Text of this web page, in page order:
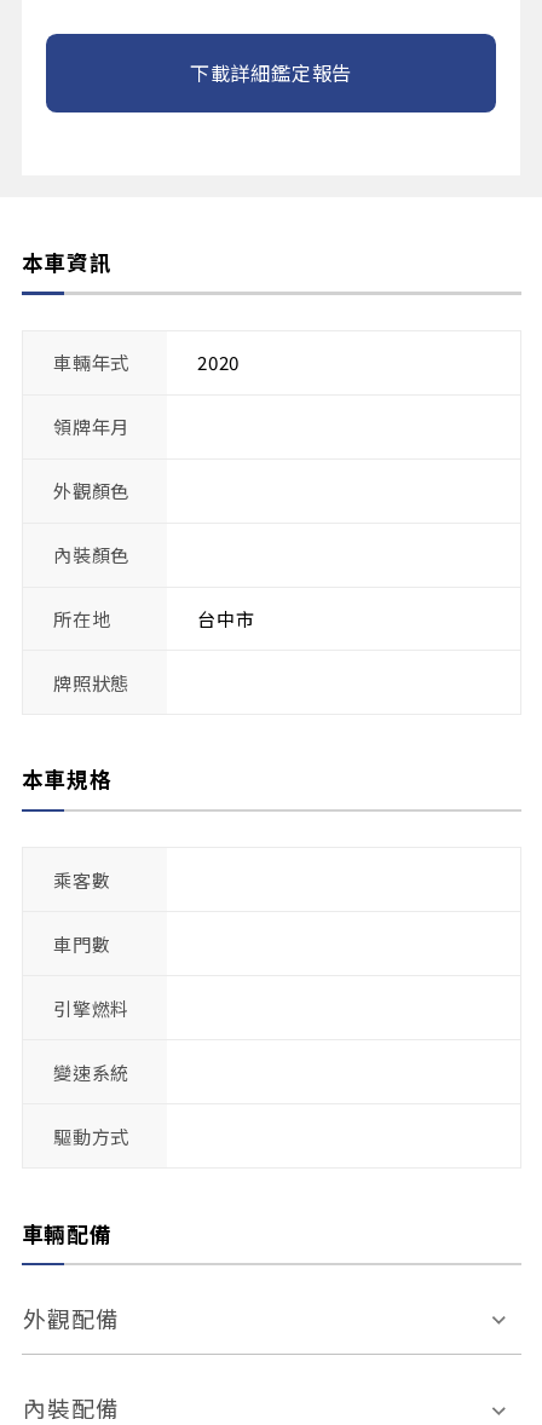
下載詳細鑑定報告
本車資訊
車輛年式 2020
領牌年月
外觀顏色
內裝顏色
所在地 台中市
牌照狀態
本車規格
乘客數
車門數
引擎燃料
變速系統
驅動方式
車輛配備
外觀配備
電動天窗
內裝配備